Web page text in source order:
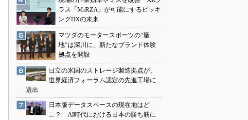
ラス「MiRZA」が可能にするピッキ
ングDXの未来
マツダのモータースポーツの“聖
地”は深川に、新たなブランド体験
拠点を開設
日立の米国のストレージ製造拠点が、
世界経済フォーラム認定の先進工場に
選出
日本版データスペースの現在地はど
こ？ AI時代における日本の勝ち筋に